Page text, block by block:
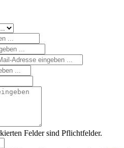
Felder sind Pflichtfelder.